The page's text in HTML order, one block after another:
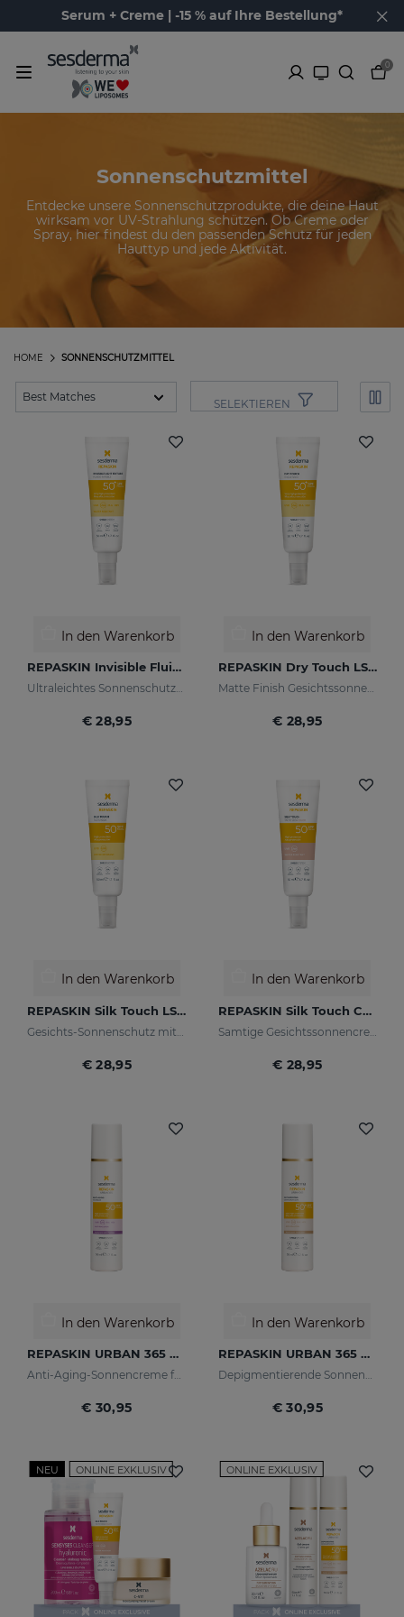
Serum + Creme | -15 % auf Ihre Bestellung*
0
Sonnenschutzmittel
Entdecke unsere Sonnenschutzprodukte, die deine Haut
wirksam vor UV-Strahlung schützen. Ob Creme oder
Spray, hier findest du den passenden Schutz für jeden
Hauttyp und jede Aktivität.
SONNENSCHUTZMITTEL
HOME
SELEKTIEREN
In den Warenkorb
REPASKIN Invisible Fluid LSF50+
Ultraleichtes Sonnenschutzmittel für das Gesicht
€ 28,95
In den Warenkorb
REPASKIN Dry Touch LSF50+
Matte Finish Gesichtssonnencreme
€ 28,95
In den Warenkorb
REPASKIN Silk Touch LSF50
€ 28,95
In den Warenkorb
REPASKIN Silk Touch Color LSF50
Samtige Gesichtssonnencreme mit Farbe
€ 28,95
In den Warenkorb
REPASKIN URBAN 365 Anti-Aging LSF50
Anti-Aging-Sonnencreme für das Gesicht
€ 30,95
In den Warenkorb
REPASKIN URBAN 365 Depigmenting LSF50+
Depigmentierende Sonnencreme für das Gesicht
€ 30,95
NEU ONLINE EXKLUSIV ONLINE EXKLUSIV